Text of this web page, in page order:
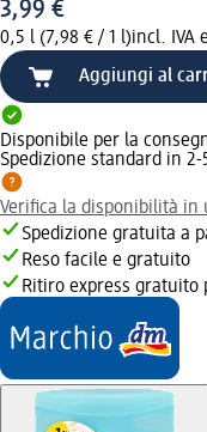
3,99 €
0,5 l (7,98 € / 1 l)incl. IVA
Aggiungi al
Disponibile per la
Spedizione standard in
Verifica la disponibilità in
Spedizione gratuita a
Reso facile e gratuito
Ritiro express